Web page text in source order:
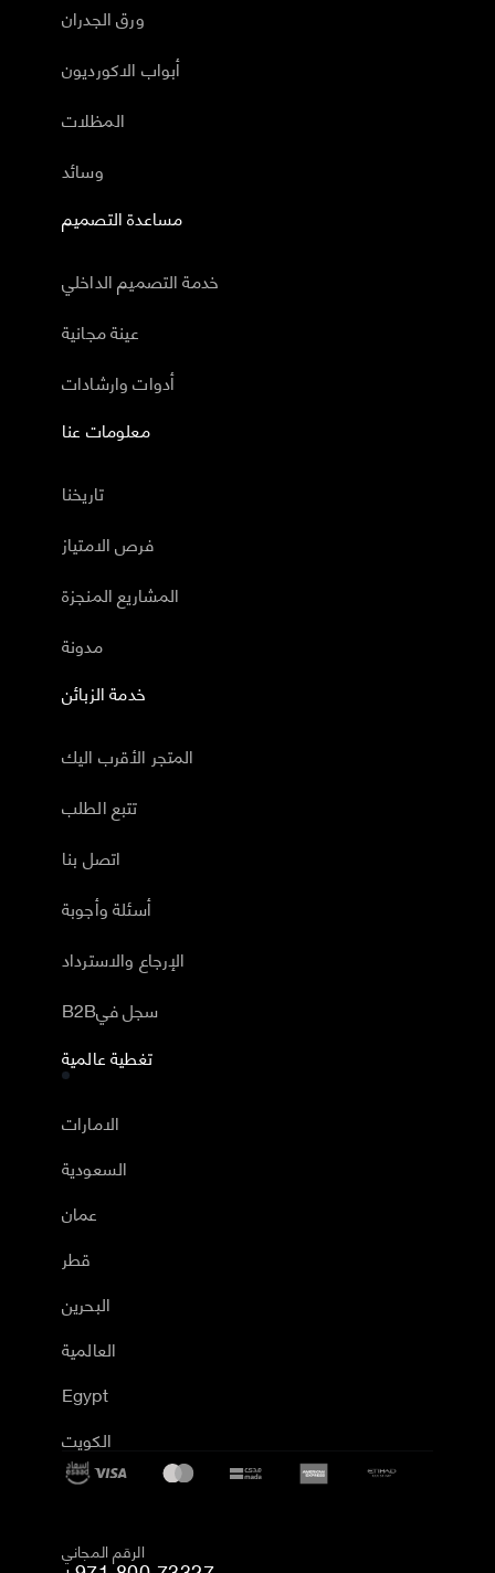
ورق الجدران
أبواب الاكورديون
المظلات
وسائد
مساعدة التصميم
خدمة التصميم الداخلي
عينة مجانية
أدوات وارشادات
معلومات عنا
تاريخنا
فرص الامتياز
المشاريع المنجزة
مدونة
خدمة الزبائن
المتجر الأقرب اليك
تتبع الطلب
اتصل بنا
أسئلة وأجوبة
الإرجاع والاسترداد
B2Bسجل في
تغطية عالمية
الامارات
السعودية
عمان
قطر
البحرين
العالمية
Egypt
الكويت
الرقم المجاني